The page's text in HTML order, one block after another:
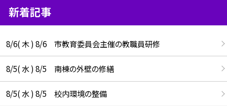
新着記事
8/6( 木 ) 8/6 市教育委員会主催の教職員研修
8/5( 水 ) 8/5 南棟の外壁の修繕
8/5( 水 ) 8/5 校内環境の整備